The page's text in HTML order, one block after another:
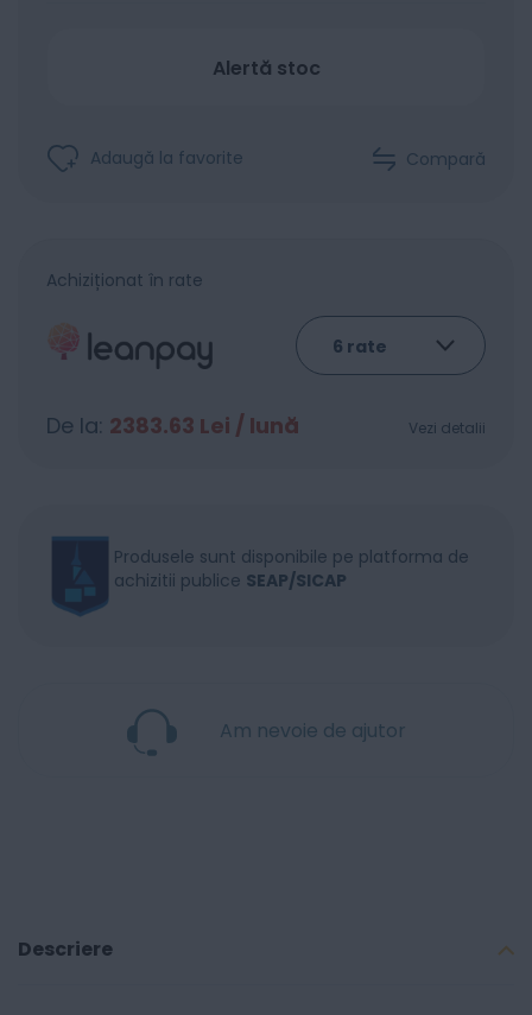
Alertă stoc
Adaugă la favorite Compară
Achiziționat în rate
De la: 2383.63 Lei / lună Vezi detalii
Produsele sunt disponibile pe platforma de
achizitii publice SEAP/SICAP
Am nevoie de ajutor
Descriere